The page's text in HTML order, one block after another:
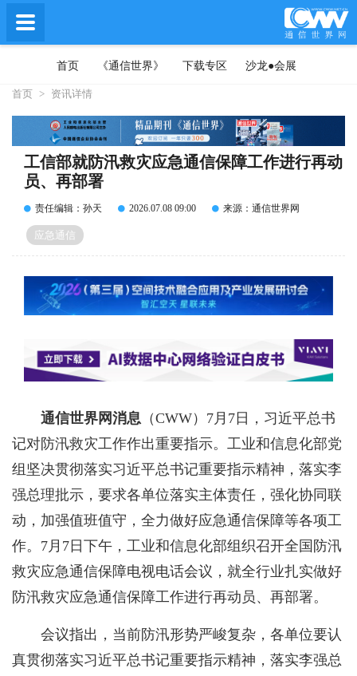
首页 《通信世界》 下载专区 沙龙●会展
首页 > 资讯详情
工信部就防汛救灾应急通信保障工作进行再动
员、再部署
责任编辑：孙天 2026.07.08 09:00 来源：通信世界网
应急通信
通信世界网消息 （CWW） 7月7日，习近平总书
记对防汛救灾工作作出重要指示。工业和信息化部党
组坚决贯彻落实习近平总书记重要指示精神，落实李
强总理批示，要求各单位落实主体责任，强化协同联
动，加强值班值守，全力做好应急通信保障等各项工
作。7月7日下午，工业和信息化部组织召开全国防汛
救灾应急通信保障电视电话会议，就全行业扎实做好
防汛救灾应急通信保障工作进行再动员、再部署。
会议指出，当前防汛形势严峻复杂，各单位要认
真贯彻落实习近平总书记重要指示精神，落实李强总